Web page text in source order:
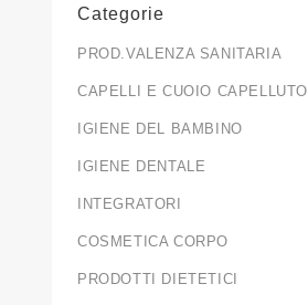
Categorie
PROD.VALENZA SANITARIA
CAPELLI E CUOIO CAPELLUTO
IGIENE DEL BAMBINO
IGIENE DENTALE
INTEGRATORI
COSMETICA CORPO
PRODOTTI DIETETICI